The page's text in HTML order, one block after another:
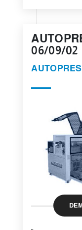
06/09/02